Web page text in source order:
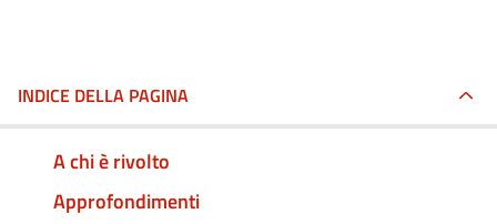
INDICE DELLA PAGINA
A chi è rivolto
Approfondimenti